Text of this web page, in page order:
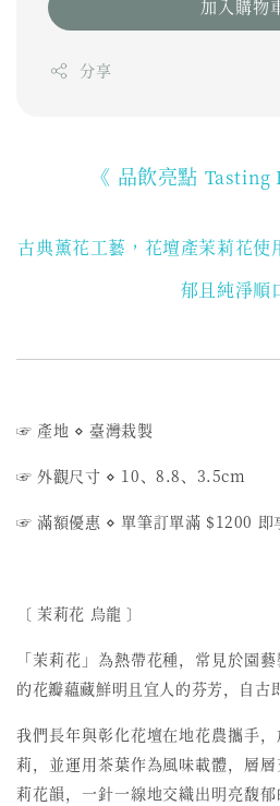
加入購物
分享
《 品飲亮點 Tasting
古典薰花工藝，花壇產茉莉花使
郁且純淨順
☞ 產地 ⋄ 臺灣栽製
☞ 外觀尺寸 ⋄ 10、8.8、3.5cm
☞ 滿額優惠 ⋄單筆訂單滿 $1200 即
〔 茉莉花 烏龍 〕
「茉莉花」為熱帶花種，常見於園
的花瓣蘊藏鮮明且宜人的芬芳，自古
我們長年與彰化花壇在地花農攜手
莉，並運用茶葉作為風味載體，層
莉花韻，一針一線地交織出明亮馥